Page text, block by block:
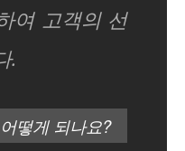
여 고객의 선
.
떻게 되나요?